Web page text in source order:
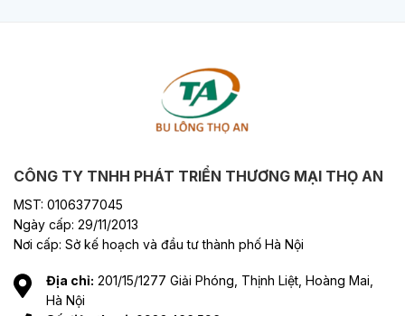
CÔNG TY TNHH PHÁT TRIỂN THƯƠNG MẠI THỌ AN
MST: 0106377045
Ngày cấp: 29/11/2013
Nơi cấp: Sở kế hoạch và đầu tư thành phố Hà Nội
Địa chỉ: 201/15/1277 Giải Phóng, Thịnh Liệt, Hoàng Mai,
Hà Nội